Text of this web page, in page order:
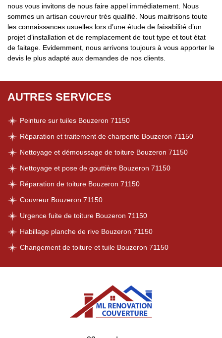
nous vous invitons de nous faire appel immédiatement. Nous
sommes un artisan couvreur très qualifié. Nous maitrisons toute
les connaissances usuelles lors d’une étude de faisabilité d’un
projet d’installation et de remplacement de tout type et tout état
de faitage. Evidemment, nous arrivons toujours à vous apporter le
devis le plus adapté aux demandes de nos clients.
AUTRES SERVICES
Peinture sur tuiles Bouzeron 71150
Réparation et traitement de charpente Bouzeron 71150
Nettoyage et démoussage de toiture Bouzeron 71150
Nettoyage et pose de gouttière Bouzeron 71150
Réparation de toiture Bouzeron 71150
Couvreur Bouzeron 71150
Urgence fuite de toiture Bouzeron 71150
Habillage planche de rive Bouzeron 71150
Changement de toiture et tuile Bouzeron 71150